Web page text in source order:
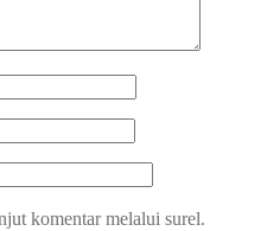
komentar melalui surel.